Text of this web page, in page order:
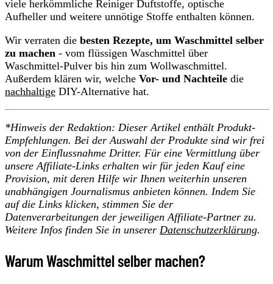
viele herkömmliche Reiniger Duftstoffe, optische
Aufheller und weitere unnötige Stoffe enthalten können.
Wir verraten die besten Rezepte, um Waschmittel selber
zu machen - vom flüssigen Waschmittel über
Waschmittel-Pulver bis hin zum Wollwaschmittel.
Außerdem klären wir, welche Vor- und Nachteile die
nachhaltige DIY-Alternative hat.
*Hinweis der Redaktion: Dieser Artikel enthält Produkt-
Empfehlungen. Bei der Auswahl der Produkte sind wir frei
von der Einflussnahme Dritter. Für eine Vermittlung über
unsere Affiliate-Links erhalten wir für jeden Kauf eine
Provision, mit deren Hilfe wir Ihnen weiterhin unseren
unabhängigen Journalismus anbieten können. Indem Sie
auf die Links klicken, stimmen Sie der
Datenverarbeitungen der jeweiligen Affiliate-Partner zu.
Weitere Infos finden Sie in unserer Datenschutzerklärung.
Warum Waschmittel selber machen?